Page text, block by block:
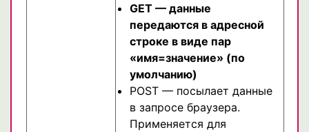
GET — данные
передаются в адресной
строке в виде пар
«имя=значение» (по
умолчанию)
POST — посылает данные
в запросе браузера.
Применяется для